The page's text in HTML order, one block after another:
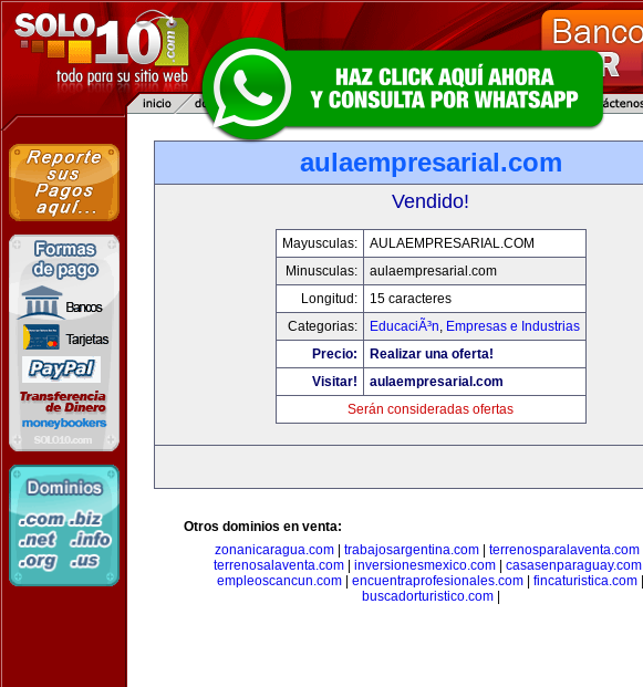
aulaempresarial.com
Vendido!
Mayusculas:
AULAEMPRESARIAL.COM
Minusculas:
aulaempresarial.com
Longitud:
15 caracteres
Categorias:
EducaciÃ³n, Empresas e Industrias
Precio:
Realizar una oferta!
Visitar!
aulaempresarial.com
Serán consideradas ofertas
Otros dominios en venta:
zonanicaragua.com
trabajosargentina.com terrenosparalaventa.com
terrenosalaventa.com| inversionesmexico.com| casasenparaguay.com|
empleoscancun.com
encuentraprofesionales.com fincaturistica.com
buscadorturistico.com|